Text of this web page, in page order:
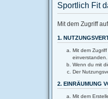
Sportlich Fit
Mit dem Zugriff
1.
Mit dem
einverstanden.
Wenn du mit
Der
2. EINRÄUMUNG
Mit dem